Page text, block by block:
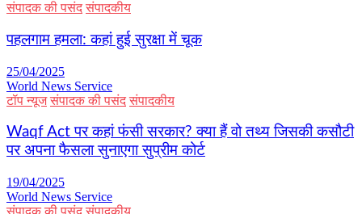
संपादक की पसंद संपादकीय
पहलगाम हमला: कहां हुई सुरक्षा में चूक
25/04/2025
World News Service
टॉप न्यूज संपादक की पसंद संपादकीय
Waqf Act पर कहां फंसी सरकार? क्या हैं वो तथ्य जिसकी कसौटी
पर अपना फैसला सुनाएगा सुप्रीम कोर्ट
19/04/2025
World News Service
संपादक की पसंद संपादकीय